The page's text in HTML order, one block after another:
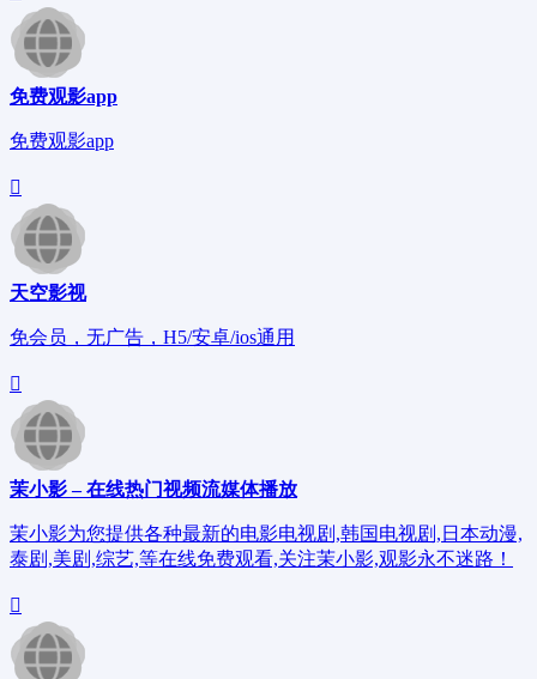
免费观影app
免费观影app
天空影视
免会员，无广告，H5/安卓/ios通用
茉小影 – 在线热门视频流媒体播放
茉小影为您提供各种最新的电影电视剧,韩国电视剧,日本动漫,
泰剧,美剧,综艺,等在线免费观看,关注茉小影,观影永不迷路！